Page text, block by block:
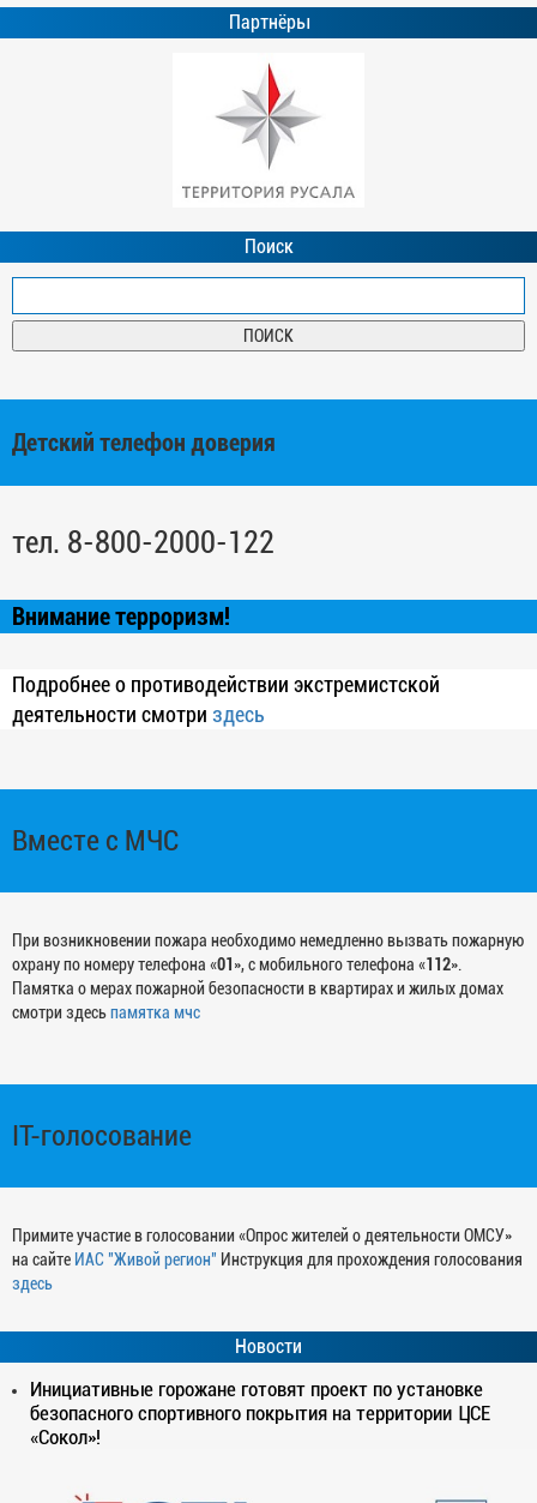
Партнёры
Поиск
Детский телефон доверия
тел. 8-800-2000-122
Внимание терроризм!
Подробнее о противодействии экстремистской
деятельности смотри здесь
Вместе с МЧС
При возникновении пожара необходимо немедленно вызвать пожарную
охрану по номеру телефона «01 », с мобильного телефона «112».
Памятка о мерах пожарной безопасности в квартирах и жилых домах
смотри здесьпамятка мчс
IT-голосование
Примите участие в голосовании «Опрос жителей о деятельности ОМСУ»
на сайте ИАС "Живой регион" Инструкция для прохождения голосования
здесь
Новости
Инициативные горожане готовят проект по установке
безопасного спортивного покрытия на территории ЦСЕ
«Сокол»!